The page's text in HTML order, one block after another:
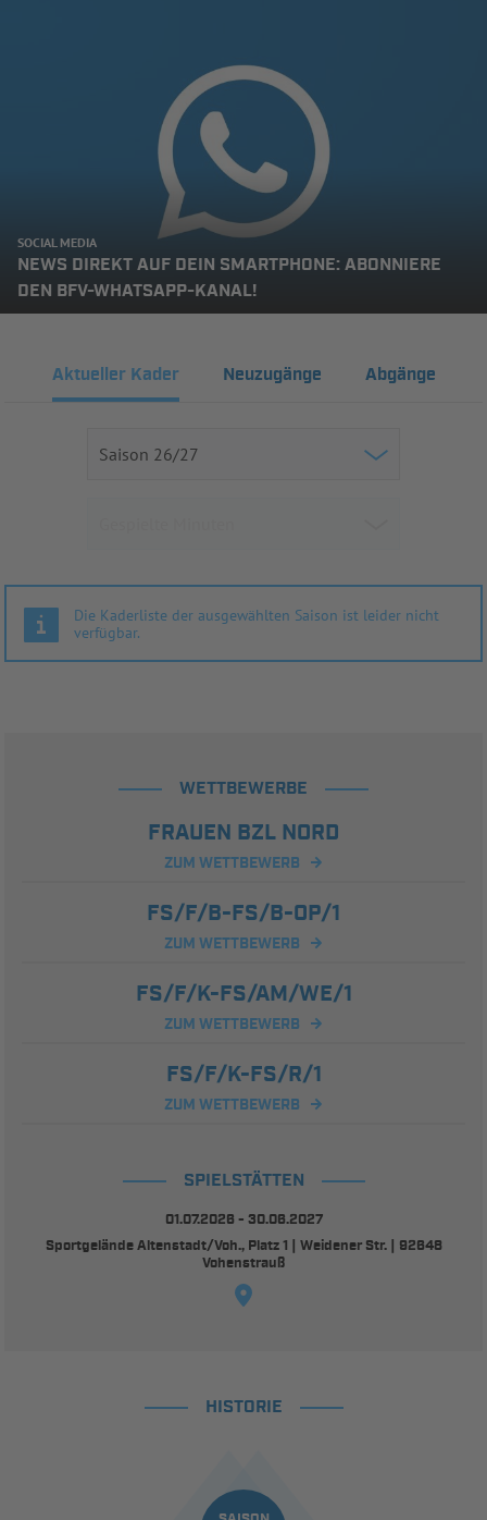
SOCIAL MEDIA
NEWS DIREKT AUF DEIN SMARTPHONE: ABONNIERE
DEN BFV-WHATSAPP-KANAL!
Aktueller Kader Neuzugänge Abgänge
Die Kaderliste der ausgewählten Saison ist leider nicht
verfügbar.
WETTBEWERBE
FRAUEN BZL NORD
ZUM WETTBEWERB
FS/F/B-FS/B-OP/1
ZUM WETTBEWERB
FS/F/K-FS/AM/WE/1
ZUM WETTBEWERB
FS/F/K-FS/R/1
ZUM WETTBEWERB
SPIELSTÄTTEN
01.07.2026 - 30.06.2027
Sportgelände Altenstadt/Voh., Platz 1 | Weidener Str. | 92648
Vohenstrauß
HISTORIE